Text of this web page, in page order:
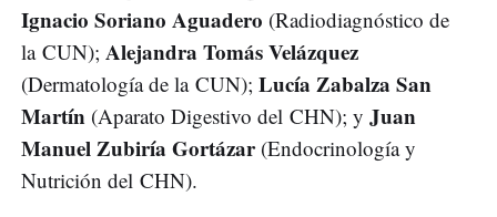
Ignacio Soriano Aguadero (Radiodiagnóstico de
la CUN); Alejandra Tomás Velázquez
(Dermatología de la CUN); Lucía Zabalza San
Martín (Aparato Digestivo del CHN); y Juan
Manuel Zubiría Gortázar(Endocrinología y
Nutrición del CHN).